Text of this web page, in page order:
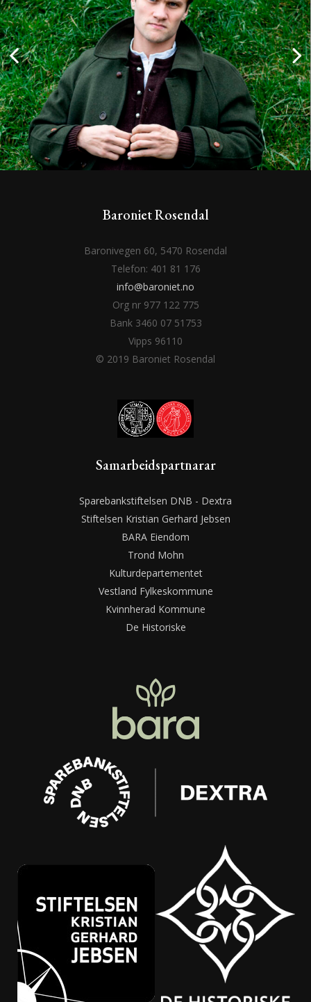
Baroniet Rosendal
Baronivegen 60, 5470 Rosendal
Telefon: 401 81 176
info@baroniet.no
Org nr 977 122 775
Bank 3460 07 51753
Vipps 96110
© 2019 Baroniet Rosendal
Samarbeidspartnarar
Sparebankstiftelsen DNB - Dextra
Stiftelsen Kristian Gerhard Jebsen
BARA Eiendom
Trond Mohn
Kulturdepartementet
Vestland Fylkeskommune
Kvinnherad Kommune
De Historiske